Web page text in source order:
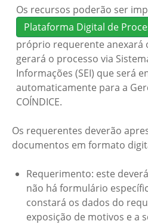
Os recursos poderão ser
Plataforma Digital de
próprio requerente anexará
gerará o processo via
Informações (SEI) que será
automaticamente para a
COÍNDICE.
Os requerentes deverão
documentos em formato
Requerimento: este
não há formulário
constará os dados do
exposição de motivos e a